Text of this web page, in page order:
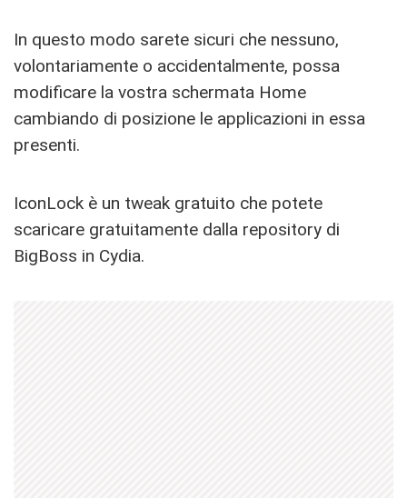
In questo modo sarete sicuri che nessuno,
volontariamente o accidentalmente, possa
modificare la vostra schermata Home
cambiando di posizione le applicazioni in essa
presenti.
IconLock è un tweak gratuito che potete
scaricare gratuitamente dalla repository di
BigBoss in Cydia.